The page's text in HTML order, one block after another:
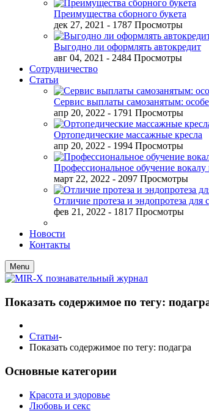
Преимущества сборного букета
дек 27, 2021 - 1787 Просмотры
Выгодно ли оформлять автокредит
авг 04, 2021 - 2484 Просмотры
Сотрудничество
Статьи
Сервис выплаты самозанятым:
апр 20, 2022 - 1791 Просмотры
Ортопедические массажные кресла
апр 20, 2022 - 1994 Просмотры
Профессиональное обучение
март 22, 2022 - 2097 Просмотры
Отличие протеза и эндопротеза для
фев 21, 2022 - 1817 Просмотры
Новости
Контакты
Menu
Показать содержимое по тегу:
Статьи-
Показать содержимое по тегу: подагра
Основные категории
Красота и здоровье
Любовь и секс